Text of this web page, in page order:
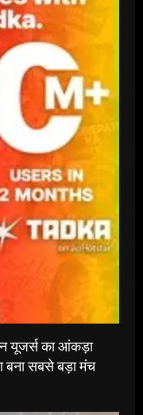
यूजर्स का आंकड़ा
बना सबसे बड़ा मंच